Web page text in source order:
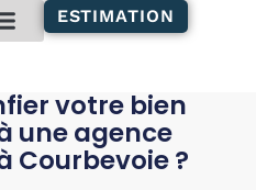
ESTIMATION
votre bien
une agence
Courbevoie ?